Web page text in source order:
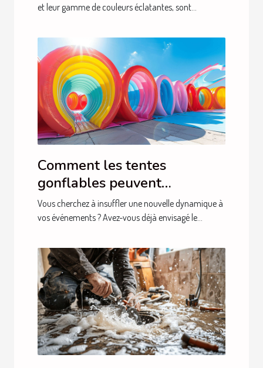
et leur gamme de couleurs éclatantes, sont...
Comment les tentes
gonflables peuvent
dynamiser vos événements
Vous cherchez à insuffler une nouvelle dynamique à
vos événements ? Avez-vous déjà envisagé le...